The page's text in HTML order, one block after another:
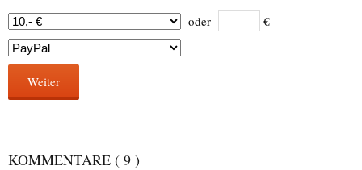
oder
€
Weiter
KOMMENTARE ( 9 )